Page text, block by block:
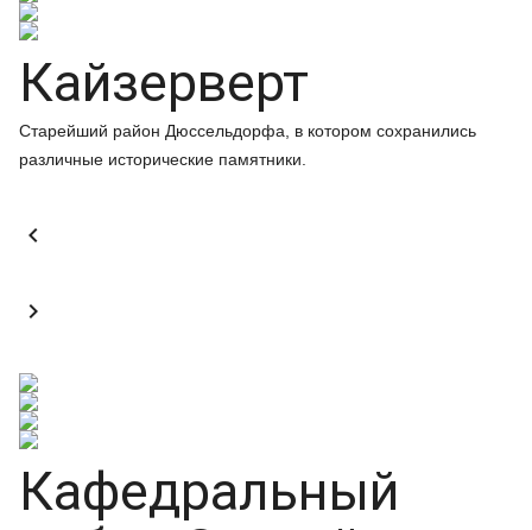
Кайзерверт
Старейший район Дюссельдорфа, в котором сохранились
различные исторические памятники.


Кафедральный